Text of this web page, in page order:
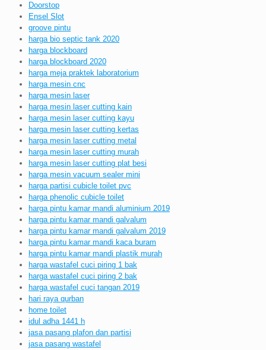
Doorstop
Ensel Slot
groove pintu
harga bio septic tank 2020
harga blockboard
harga blockboard 2020
harga meja praktek laboratorium
harga mesin cnc
harga mesin laser
harga mesin laser cutting kain
harga mesin laser cutting kayu
harga mesin laser cutting kertas
harga mesin laser cutting metal
harga mesin laser cutting murah
harga mesin laser cutting plat besi
harga mesin vacuum sealer mini
harga partisi cubicle toilet pvc
harga phenolic cubicle toilet
harga pintu kamar mandi aluminium 2019
harga pintu kamar mandi galvalum
harga pintu kamar mandi galvalum 2019
harga pintu kamar mandi kaca buram
harga pintu kamar mandi plastik murah
harga wastafel cuci piring 1 bak
harga wastafel cuci piring 2 bak
harga wastafel cuci tangan 2019
hari raya qurban
home toilet
idul adha 1441 h
jasa pasang plafon dan partisi
jasa pasang wastafel